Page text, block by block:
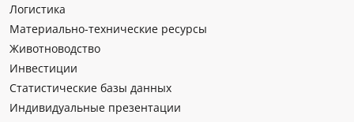
Логистика
Материально-технические ресурсы
Животноводство
Инвестиции
Статистические базы данных
Индивидуальные презентации